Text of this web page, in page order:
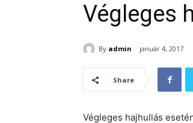
Végleges
By admin január 4, 2017
Share
Végleges hajhullás